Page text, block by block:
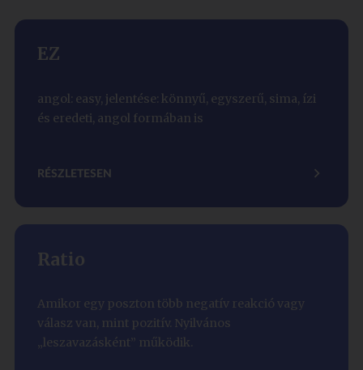
EZ
angol: easy, jelentése: könnyű, egyszerű, sima, ízi
és eredeti, angol formában is
RÉSZLETESEN
Ratio
Amikor egy poszton több negatív reakció vagy
válasz van, mint pozitív. Nyilvános
„leszavazásként” működik.